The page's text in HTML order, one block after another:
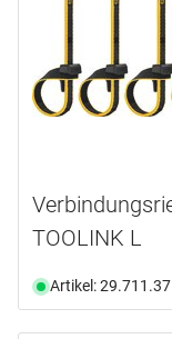
TOOLINK L
Artikel: 29.711.37